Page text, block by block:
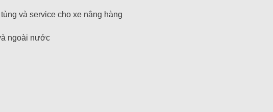
và service cho xe nâng hàng
ngoài nước